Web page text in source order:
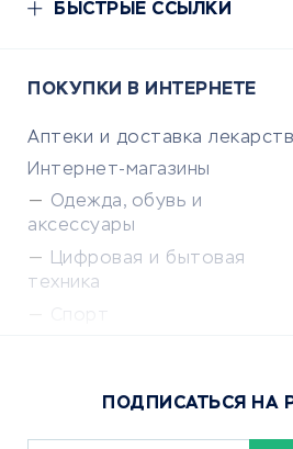
БЫСТРЫЕ ССЫЛКИ
ПОКУПКИ В ИНТЕРНЕТЕ
Аптеки и доставка лекарств
Интернет-магазины
Одежда, обувь и
аксессуары
Цифровая и бытовая
техника
Сервисы доставки
ПОДПИСАТЬСЯ НА